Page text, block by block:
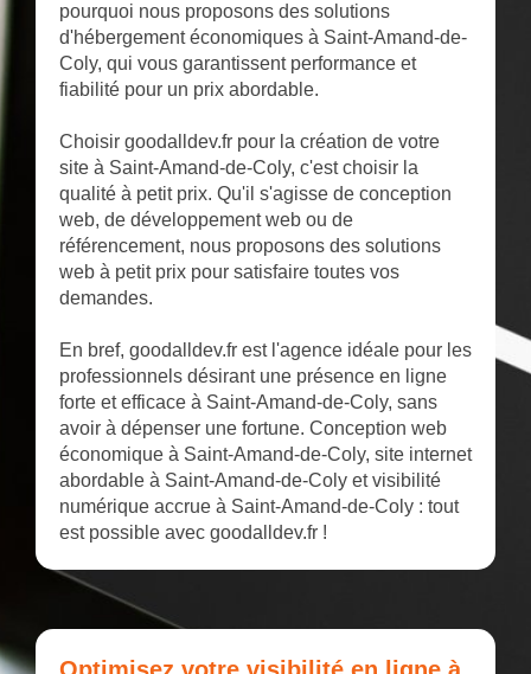
pourquoi nous proposons des solutions
d'hébergement économiques à Saint-Amand-de-
Coly, qui vous garantissent performance et
fiabilité pour un prix abordable.
Choisir goodalldev.fr pour la création de votre
site à Saint-Amand-de-Coly, c'est choisir la
qualité à petit prix. Qu'il s'agisse de conception
web, de développement web ou de
référencement, nous proposons des solutions
web à petit prix pour satisfaire toutes vos
demandes.
En bref, goodalldev.fr est l'agence idéale pour les
professionnels désirant une présence en ligne
forte et efficace à Saint-Amand-de-Coly, sans
avoir à dépenser une fortune. Conception web
économique à Saint-Amand-de-Coly, site internet
abordable à Saint-Amand-de-Coly et visibilité
numérique accrue à Saint-Amand-de-Coly : tout
est possible avec goodalldev.fr !